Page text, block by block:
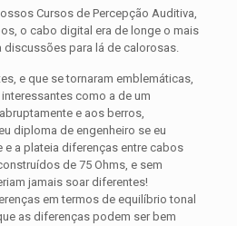
Cursos de Percepção Auditiva,
o cabo digital era de longe o mais
discussões para lá de calorosas.
e que se tornaram emblemáticas,
como a de um
e aos berros,
diploma de engenheiro se eu
e a plateia diferenças entre cabos
de 75 Ohms, e sem
jamais soar diferentes!
em termos de equilíbrio tonal
as diferenças podem ser bem